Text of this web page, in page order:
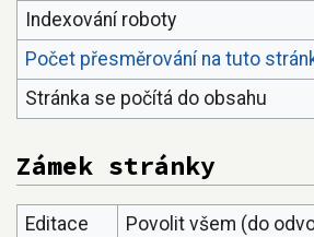
Indexování roboty
Počet přesměrování na tuto
Stránka se počítá do obsahu
Zámek stránky
Editace
Povolit všem (do